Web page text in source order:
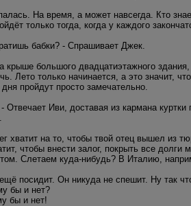
На время, а может навсегда. Кто
только тогда, когда у каждого
бабки? - Спрашивает Джек.
крыше большого двадцатиэтажного
Лето только начинается, а это значит,
пройдут просто замечательно.
Отвечает Иви, доставая из кармана куртки
хватит на то, чтобы твой отец вышел из
чтобы внести залог, покрыть все
Слетаем куда-нибудь? В Италию,
посидит. Он никуда не спешит. Ну так
бы и нет?
бы и нет!